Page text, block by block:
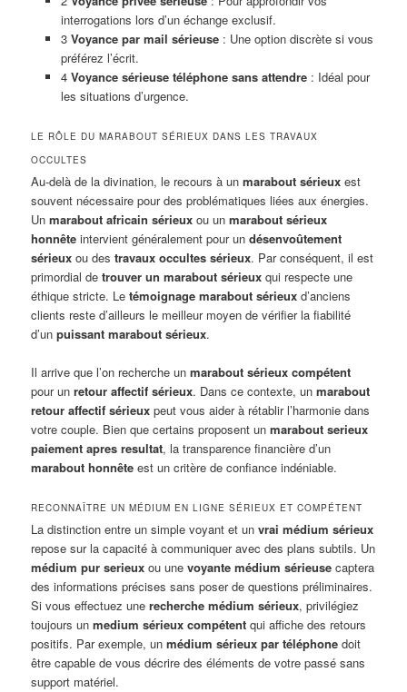
interrogations lors d’un échange exclusif.
3 Voyance par mail sérieuse: Une option discrète si vous
préférez l’écrit.
4 Voyance sérieuse téléphone sans attendre: Idéal pour
les situations d’urgence.
LE RÔLE DU MARABOUT SÉRIEUX DANS LES TRAVAUX
OCCULTES
Au-delà de la divination, le recours à unmarabout sérieux est
souvent nécessaire pour des problématiques liées aux énergies.
Unmarabout africain sérieux ou unmarabout sérieux
honnête intervient généralement pour undésenvoûtement
sérieux ou destravaux occultes sérieux. Par conséquent, il est
primordial detrouver un marabout sérieux qui respecte une
éthique stricte. Letémoignage marabout sérieux d’anciens
clients reste d’ailleurs le meilleur moyen de vérifier la fiabilité
d’unpuissant marabout sérieux.
Il arrive que l’on recherche unmarabout sérieux compétent
pour unretour affectif sérieux. Dans ce contexte, unmarabout
retour affectif sérieux peut vous aider à rétablir l’harmonie dans
votre couple. Bien que certains proposent unmarabout serieux
paiement apres resultat, la transparence financière d’un
marabout honnête est un critère de confiance indéniable.
RECONNAÎTRE UN MÉDIUM EN LIGNE SÉRIEUX ET COMPÉTENT
La distinction entre un simple voyant et unvrai médium sérieux
repose sur la capacité à communiquer avec des plans subtils. Un
médium pur serieux ou unevoyante médium sérieuse captera
des informations précises sans poser de questions préliminaires.
Si vous effectuez unerecherche médium sérieux, privilégiez
toujours unmedium sérieux compétent qui affiche des retours
positifs. Par exemple, unmédium sérieux par téléphone doit
être capable de vous décrire des éléments de votre passé sans
support matériel.